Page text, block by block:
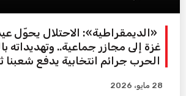
«الديمقراطية»: الاحتلال يحوّل
غزة إلى مجازر جماعية.. وتهديداته
الحرب جرائم انتخابية يدفع شعبنا
28 مايو، 2026